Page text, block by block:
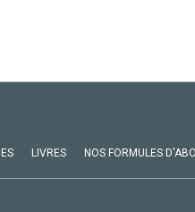
LIVRES NOS FORMULES